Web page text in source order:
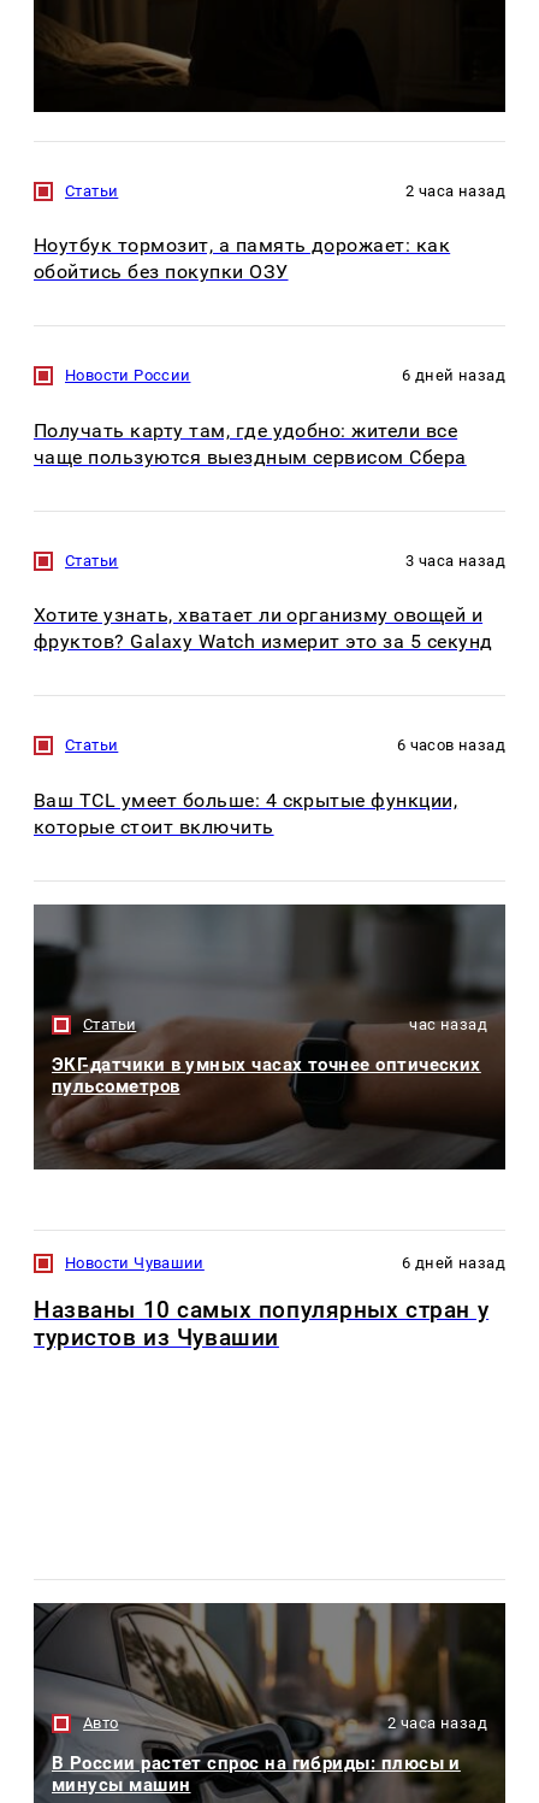
Статьи 2 часа назад
Ноутбук тормозит, а память дорожает: как
обойтись без покупки ОЗУ
Новости России 6 дней назад
Получать карту там, где удобно: жители все
чаще пользуются выездным сервисом Сбера
Статьи 3 часа назад
Хотите узнать, хватает ли организму овощей и
фруктов? Galaxy Watch измерит это за 5 секунд
Статьи 6 часов назад
Ваш TCL умеет больше: 4 скрытые функции,
которые стоит включить
Статьи час назад
ЭКГ-датчики в умных часах точнее оптических
пульсометров
Новости Чувашии 6 дней назад
Названы 10 самых популярных стран у
туристов из Чувашии
Авто 2 часа назад
В России растет спрос на гибриды: плюсы и
минусы машин